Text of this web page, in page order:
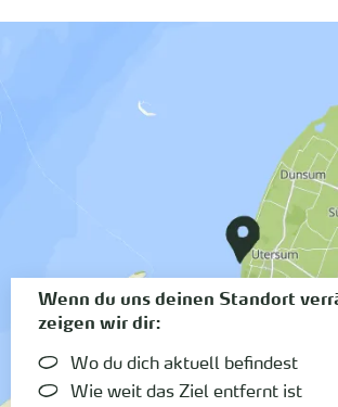
Wenn du uns deinen Standort
zeigen wir dir:
Wo du dich aktuell befindest
Wie weit das Ziel entfernt ist